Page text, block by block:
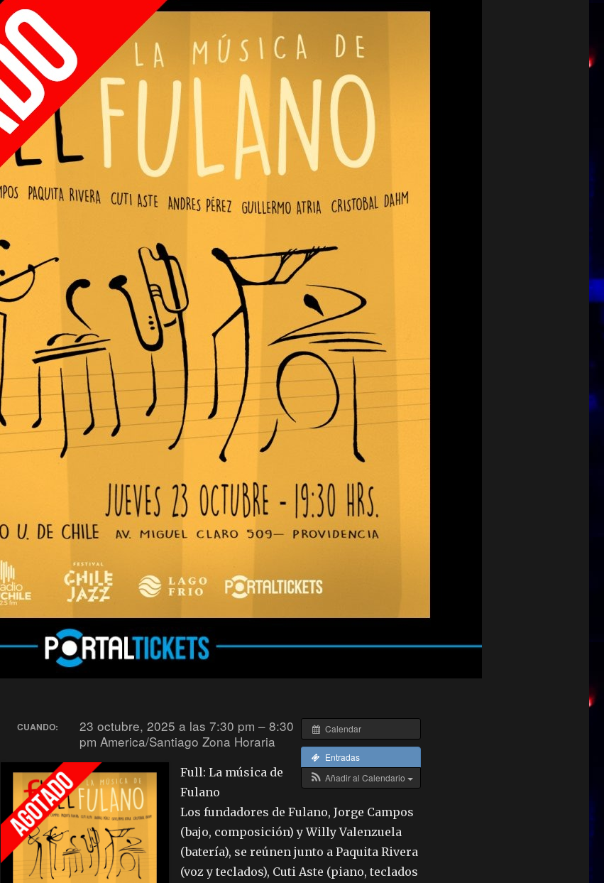
Calendar
Entradas
Añadir al Calendario
CUANDO:
23 octubre, 2025 a las 7:30 pm – 8:30
pmAmerica/Santiago Zona Horaria
Full: La música de
Fulano
Los fundadores de Fulano, Jorge Campos
(bajo, composición) y Willy Valenzuela
(batería), se reúnen junto a Paquita Rivera
(voz y teclados), Cuti Aste (piano, teclados